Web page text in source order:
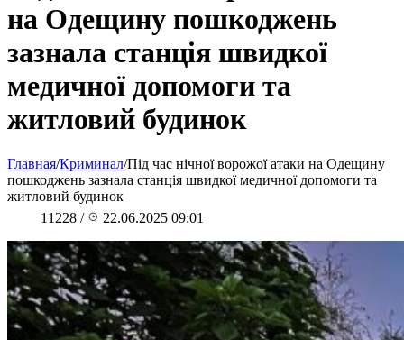
на Одещину пошкоджень
зазнала станція швидкої
медичної допомоги та
житловий будинок
Главная/Криминал/Під час нічної ворожої атаки на Одещину
пошкоджень зазнала станція швидкої медичної допомоги та
житловий будинок
11228 / 22.06.2025 09:01